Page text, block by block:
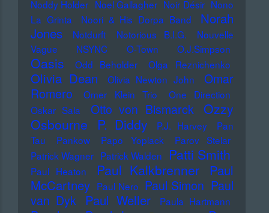
Noddy Holder Noel Gallagher Noir Désir Nono
La Grinta
Noori & His Dorpa Band
Norah
Jones
Notdurft Notorious B.I.G.
Nouvelle
Vague
NSYNC O-Town O.J.Simpson
Oasis Odd Beholder Olga Reznichenko
Olivia Dean Olivia Newton John
Omar
Romero
Omer Klein Trio
One Direction
Oskar Sala
Otto von Bismarck Ozzy
Osbourne
P. Diddy P.J. Harvey
Pan
Tau
Pankow Papo Yoplack
Parov Stelar
Patrick Wagner Patrick Walden Patti Smith
Paul Heaton Paul Kalkbrenner
Paul
McCartney Paul Nero Paul Simon Paul
van Dyk Paul Weller Paula Hartmann